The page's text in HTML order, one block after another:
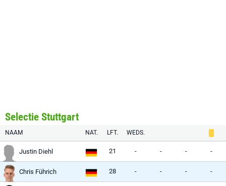
Selectie Stuttgart
NAAM NAT. LFT. WEDS.
Justin Diehl 21 - - - -
Chris Führich 28 - - - -